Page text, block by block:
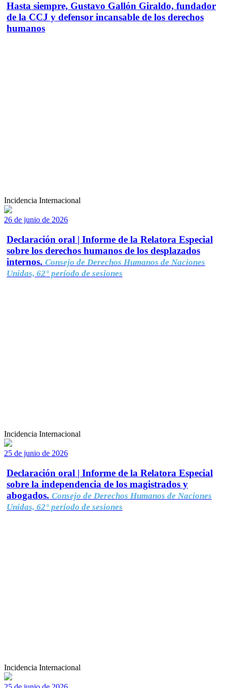
Hasta siempre, Gustavo Gallón Giraldo, fundador
de la CCJ y defensor incansable de los derechos
humanos
Incidencia Internacional
26 de junio de 2026
Declaración oral | Informe de la Relatora Especial
sobre los derechos humanos de los desplazados
internos. Consejo de Derechos Humanos de Naciones
Unidas, 62° período de sesiones
Incidencia Internacional
25 de junio de 2026
Declaración oral | Informe de la Relatora Especial
sobre la independencia de los magistrados y
abogados. Consejo de Derechos Humanos de Naciones
Unidas, 62° período de sesiones
Incidencia Internacional